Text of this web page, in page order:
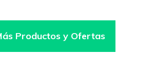
Productos y Ofertas